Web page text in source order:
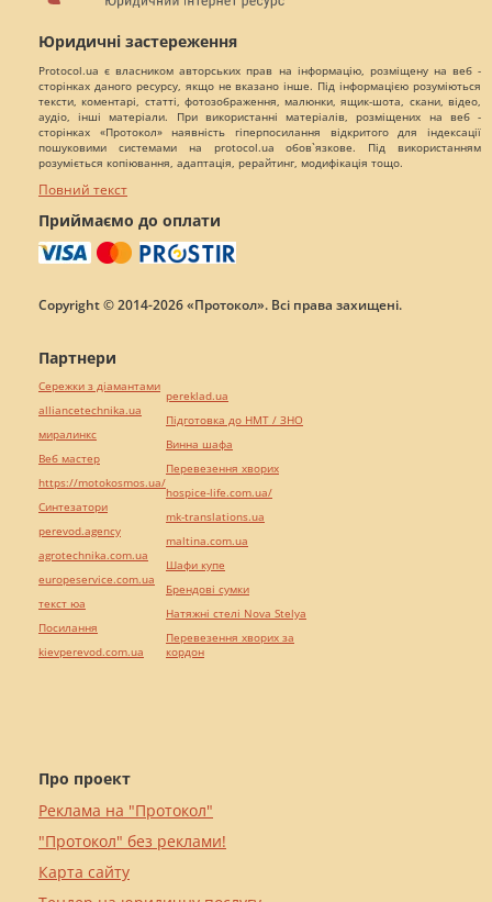
Юридичні застереження
Protocol.ua є власником авторських прав на інформацію, розміщену на веб -
сторінках даного ресурсу, якщо не вказано інше. Під інформацією розуміються
тексти, коментарі, статті, фотозображення, малюнки, ящик-шота, скани, відео,
аудіо, інші матеріали. При використанні матеріалів, розміщених на веб -
сторінках «Протокол» наявність гіперпосилання відкритого для індексації
пошуковими системами на protocol.ua обов`язкове. Під використанням
розуміється копіювання, адаптація, рерайтинг, модифікація тощо.
Повний текст
Приймаємо до оплати
Copyright © 2014-2026 «Протокол». Всі права захищені.
Про проект
Реклама на "Протокол"
"Протокол" без реклами!
Карта сайту
Партнери
Сережки з діамантами
alliancetechnika.ua
миралинкс
Веб мастер
https://motokosmos.ua/
Синтезатори
perevod.agency
agrotechnika.com.ua
europeservice.com.ua
текст юа
Посилання
kievperevod.com.ua
pereklad.ua
Підготовка до НМТ / ЗНО
Винна шафа
Перевезення хворих
hospice-life.com.ua/
mk-translations.ua
maltina.com.ua
Шафи купе
Брендові сумки
Натяжні стелі Nova Stelya
Перевезення хворих за
кордон